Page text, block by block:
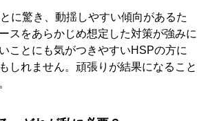
に驚き、動揺しやすい傾向があるた
スをあらかじめ想定した対策が強みに
ことにも気がつきやすいHSPの方に
しれません。頑張りが結果になること